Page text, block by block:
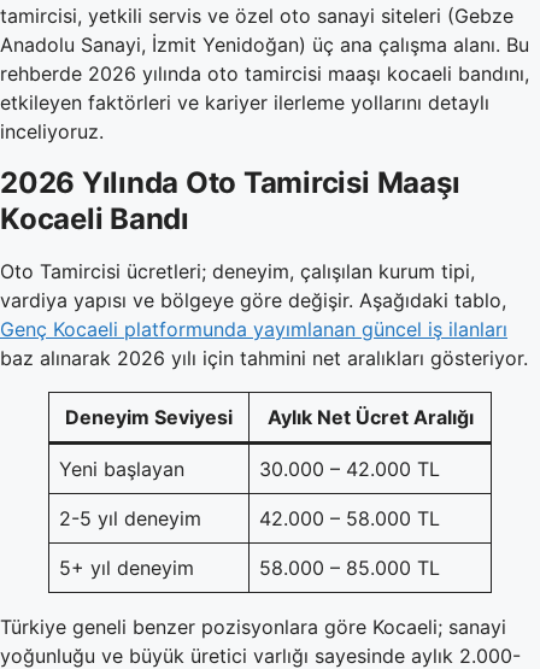
tamircisi, yetkili servis ve özel oto sanayi siteleri (Gebze
Anadolu Sanayi, İzmit Yenidoğan) üç ana çalışma alanı. Bu
rehberde 2026 yılında oto tamircisi maaşı kocaeli bandını,
etkileyen faktörleri ve kariyer ilerleme yollarını detaylı
inceliyoruz.
2026 Yılında Oto Tamircisi Maaşı
Kocaeli Bandı
Oto Tamircisi ücretleri; deneyim, çalışılan kurum tipi,
vardiya yapısı ve bölgeye göre değişir. Aşağıdaki tablo,
Genç Kocaeli platformunda yayımlanan güncel iş ilanları
baz alınarak 2026 yılı için tahmini net aralıkları gösteriyor.
Deneyim Seviyesi Aylık Net Ücret Aralığı
Yeni başlayan 30.000 – 42.000 TL
2-5 yıl deneyim 42.000 – 58.000 TL
5+ yıl deneyim 58.000 – 85.000 TL
Türkiye geneli benzer pozisyonlara göre Kocaeli; sanayi
yoğunluğu ve büyük üretici varlığı sayesinde aylık 2.000-